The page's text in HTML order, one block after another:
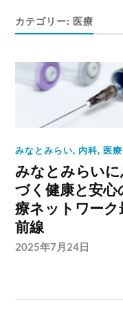
カテゴリー: 医療
みなとみらい, 内科, 医療
みなとみらい
づく健康と安心
療ネットワーク
前線
2025年7月24日